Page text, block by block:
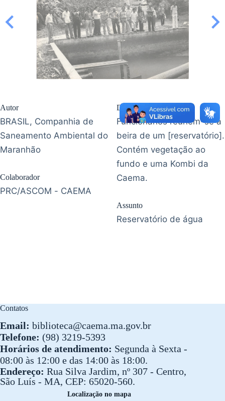
Autor
BRASIL, Companhia de
Saneamento Ambiental do
Maranhão
Colaborador
PRC/ASCOM - CAEMA
Descrição
Funcionários reúnem-se à
beira de um [reservatório].
Contém vegetação ao
fundo e uma Kombi da
Caema.
Assunto
Reservatório de água
Contatos
Email: biblioteca@caema.ma.gov.br
Telefone: (98) 3219-5393
Horários de atendimento: Segunda à Sexta -
08:00 às 12:00 e das 14:00 às 18:00.
Endereço: Rua Silva Jardim, nº 307 - Centro,
São Luís - MA, CEP: 65020-560.
Localização no mapa